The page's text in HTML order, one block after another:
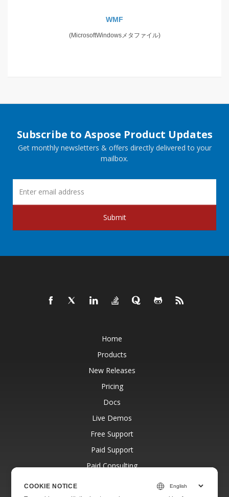
WMF
(MicrosoftWindowsメタファイル)
Subscribe to Aspose Product Updates
Get monthly newsletters & offers directly delivered to your
mailbox.
Submit
Home
Products
New Releases
Pricing
Docs
Live Demos
Free Support
Paid Support
Paid Consulting
COOKIE NOTICE